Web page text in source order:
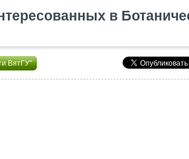
в
ВятГУ"